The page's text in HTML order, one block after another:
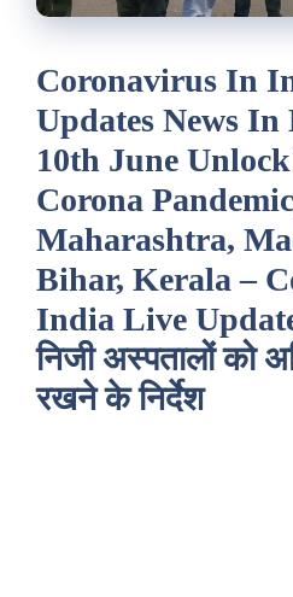
Coronavirus In
Updates News
10th June
Corona
Maharashtra,
Bihar, Kerala –
India Live
निजी अस्पतालों को
रखने के निर्देश